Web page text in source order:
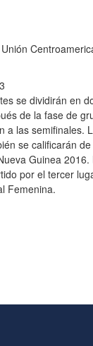
se dividirán en
de la fase de
a las semifinales.
se calificarán
Guinea 2016.
por el tercer
Femenina.